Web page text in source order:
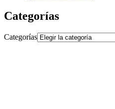
Categorías
Categorías